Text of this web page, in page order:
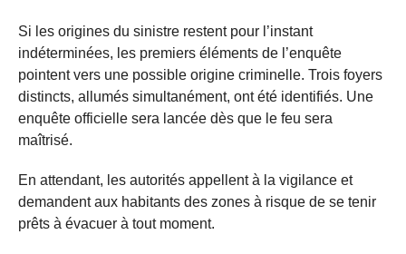
Si les origines du sinistre restent pour l’instant
indéterminées, les premiers éléments de l’enquête
pointent vers une possible origine criminelle. Trois foyers
distincts, allumés simultanément, ont été identifiés. Une
enquête officielle sera lancée dès que le feu sera
maîtrisé.
En attendant, les autorités appellent à la vigilance et
demandent aux habitants des zones à risque de se tenir
prêts à évacuer à tout moment.